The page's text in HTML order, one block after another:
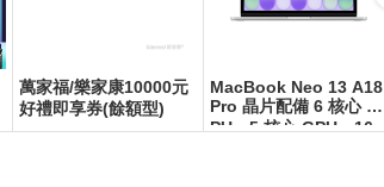
萬家福/樂家康10000元
好禮即享券(餘額型)
MacBook Neo 13 A18
Pro 晶片配備 6 核心 C
PU、5 核心 GPU、16